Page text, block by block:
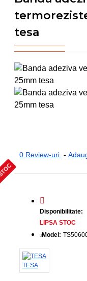
tesa
0 Review-uri. -
Disponibilitate:
LIPSA STOC
Model:
TESA